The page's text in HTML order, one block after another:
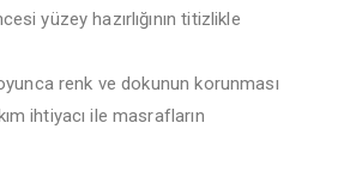
yüzey hazırlığının titizlikle
renk ve dokunun korunması
ihtiyacı ile masrafların